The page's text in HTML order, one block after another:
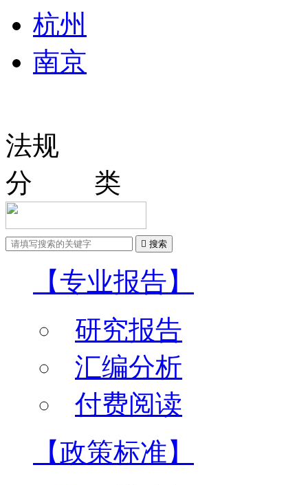
杭州
南京
法规
分 类
 搜索
【专业报告】
研究报告
汇编分析
付费阅读
【政策标准】